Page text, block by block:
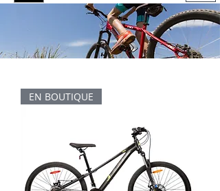
EN BOUTIQUE